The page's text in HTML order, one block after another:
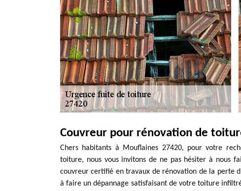
Couvreur pour rénovation de
Chers habitants à Mouflaines 27420, pour votre
toiture, nous vous invitons de ne pas hésiter à nous
couvreur certifié en travaux de rénovation de la perte
à faire un dépannage satisfaisant de votre toiture